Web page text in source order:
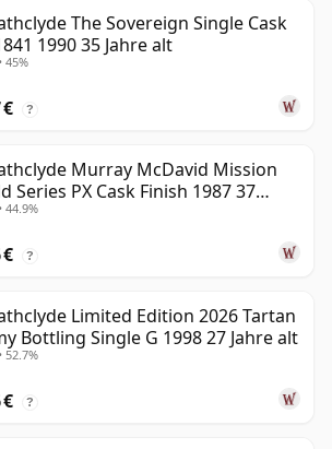
The Sovereign Single Cask
1990 35 Jahre alt
45%
€ ?
Murray McDavid Mission
Series PX Cask Finish 1987 37
alt
44.9%
€ ?
Limited Edition 2026 Tartan
Bottling Single G 1998 27 Jahre alt
52.7%
€ ?